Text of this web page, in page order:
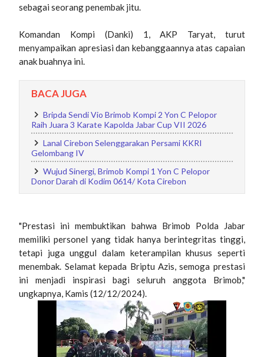
sebagai seorang penembak jitu.
Komandan Kompi (Danki) 1, AKP Taryat, turut
menyampaikan apresiasi dan kebanggaannya atas capaian
anak buahnya ini.
BACA JUGA
Bripda Sendi Vio Brimob Kompi 2 Yon C Pelopor
Raih Juara 3 Karate Kapolda Jabar Cup VII 2026
Lanal Cirebon Selenggarakan Persami KKRI
Gelombang IV
Wujud Sinergi, Brimob Kompi 1 Yon C Pelopor
Donor Darah di Kodim 0614/ Kota Cirebon
"Prestasi ini membuktikan bahwa Brimob Polda Jabar
memiliki personel yang tidak hanya berintegritas tinggi,
tetapi juga unggul dalam keterampilan khusus seperti
menembak. Selamat kepada Briptu Azis, semoga prestasi
ini menjadi inspirasi bagi seluruh anggota Brimob,"
ungkapnya, Kamis (12/12/2024).